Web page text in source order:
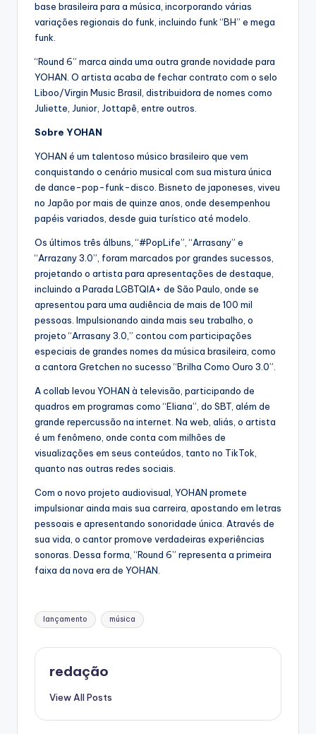
base brasileira para a música, incorporando várias
variações regionais do funk, incluindo funk “BH” e mega
funk.
“Round 6” marca ainda uma outra grande novidade para
YOHAN. O artista acaba de fechar contrato com o selo
Liboo/Virgin Music Brasil, distribuidora de nomes como
Juliette, Junior, Jottapê, entre outros.
Sobre YOHAN
YOHAN é um talentoso músico brasileiro que vem
conquistando o cenário musical com sua mistura única
de dance-pop-funk-disco. Bisneto de japoneses, viveu
no Japão por mais de quinze anos, onde desempenhou
papéis variados, desde guia turístico até modelo.
Os últimos três álbuns, “#PopLife”, “Arrasany” e
“Arrazany 3.0”, foram marcados por grandes sucessos,
projetando o artista para apresentações de destaque,
incluindo a Parada LGBTQIA+ de São Paulo, onde se
apresentou para uma audiência de mais de 100 mil
pessoas. Impulsionando ainda mais seu trabalho, o
projeto “Arrasany 3.0,” contou com participações
especiais de grandes nomes da música brasileira, como
a cantora Gretchen no sucesso “Brilha Como Ouro 3.0”.
A collab levou YOHAN à televisão, participando de
quadros em programas como “Eliana”, do SBT, além de
grande repercussão na internet. Na web, aliás, o artista
é um fenômeno, onde conta com milhões de
visualizações em seus conteúdos, tanto no TikTok,
quanto nas outras redes sociais.
Com o novo projeto audiovisual, YOHAN promete
impulsionar ainda mais sua carreira, apostando em letras
pessoais e apresentando sonoridade única. Através de
sua vida, o cantor promove verdadeiras experiências
sonoras. Dessa forma, “Round 6” representa a primeira
faixa da nova era de YOHAN.
Tags:
lançamento música
redação
View All Posts